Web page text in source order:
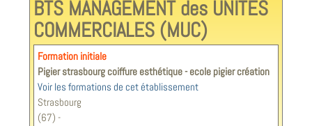
BTS MANAGEMENT des UNITES
COMMERCIALES (MUC)
Formation initiale
Pigier strasbourg coiffure esthétique - ecole pigier création
Voir les formations de cet établissement
Strasbourg
(67) -